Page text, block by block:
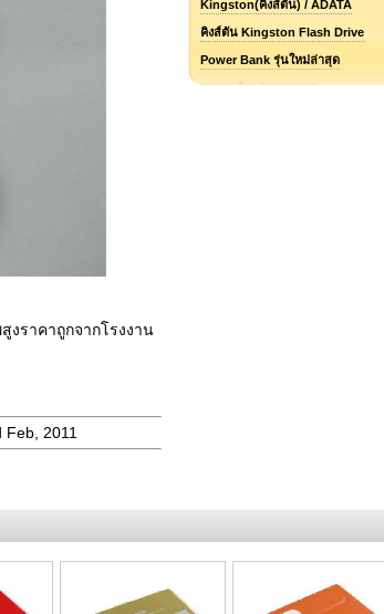
ราคาถูกจากโรงงาน
Feb, 2011
Kingston(คิงส์ตัน) / ADATA
คิงส์ตัน Kingston Flash Drive
Power Bank รุ่นใหม่ล่าสุด
ผลงานตัวอย่างของเรา